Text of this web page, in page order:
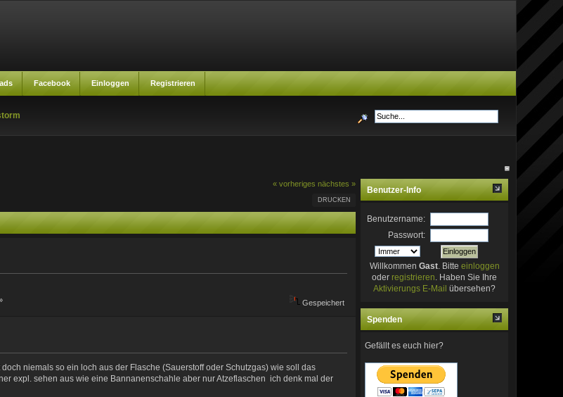
Facebook Einloggen Registrieren
« vorheriges nächstes »
DRUCKEN
Gespeichert
niemals so ein loch aus der Flasche (Sauerstoff oder Schutzgas) wie soll das
expl. sehen aus wie eine Bannanenschahle aber nur Atzeflaschen ich denk mal der
Benutzer-Info
Benutzername:
Passwort:
Willkommen Gast. Bitte einloggen
oder registrieren . Haben Sie Ihre
Aktivierungs E-Mail übersehen?
Spenden
Gefällt es euch hier?